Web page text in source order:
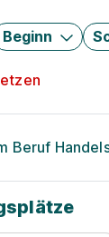
Beginn
Beruf